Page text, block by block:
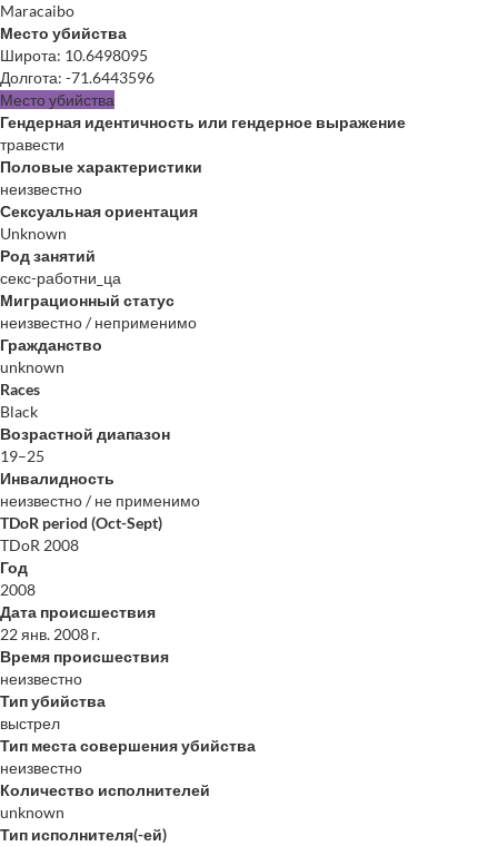
Maracaibo
Место убийства
Широта: 10.6498095
Долгота: -71.6443596
Место убийства
Гендерная идентичность или гендерное выражение
травести
Половые характеристики
неизвестно
Сексуальная ориентация
Unknown
Род занятий
секс-работни_ца
Миграционный статус
неизвестно / неприменимо
Гражданство
unknown
Races
Black
Возрастной диапазон
19–25
Инвалидность
неизвестно / не применимо
TDoR period (Oct-Sept)
TDoR 2008
Год
2008
Дата происшествия
22 янв. 2008 г.
Время происшествия
неизвестно
Тип убийства
выстрел
Тип места совершения убийства
неизвестно
Количество исполнителей
unknown
Тип исполнителя(-ей)